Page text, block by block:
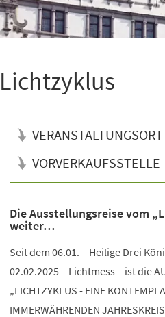
VERANSTALTUNGSORT
VORVERKAUFSSTELLE
Die Ausstellungsreise vom
weiter…
Seit dem 06.01. – Heilige Drei
02.02.2025 – Lichtmess – ist die
„LICHTZYKLUS - EINE
IMMERWÄHRENDEN